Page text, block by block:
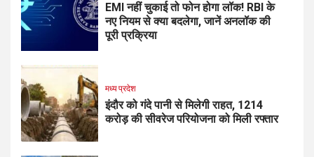
EMI नहीं चुकाई तो फोन होगा लॉक! RBI के
नए नियम से क्या बदलेगा, जानें अनलॉक की
पूरी प्रक्रिया
मध्य प्रदेश
इंदौर को गंदे पानी से मिलेगी राहत, ₹1214
करोड़ की सीवरेज परियोजना को मिली रफ्तार